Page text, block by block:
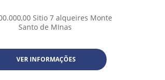
Sitio 7 alqueires Monte
Santo de MInas
VER INFORMAÇÕES